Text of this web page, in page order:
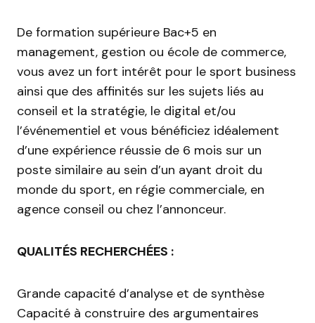
De formation supérieure Bac+5 en
management, gestion ou école de commerce,
vous avez un fort intérêt pour le sport business
ainsi que des affinités sur les sujets liés au
conseil et la stratégie, le digital et/ou
l’événementiel et vous bénéficiez idéalement
d’une expérience réussie de 6 mois sur un
poste similaire au sein d’un ayant droit du
monde du sport, en régie commerciale, en
agence conseil ou chez l’annonceur.
QUALITÉS RECHERCHÉES :
Grande capacité d’analyse et de synthèse
Capacité à construire des argumentaires